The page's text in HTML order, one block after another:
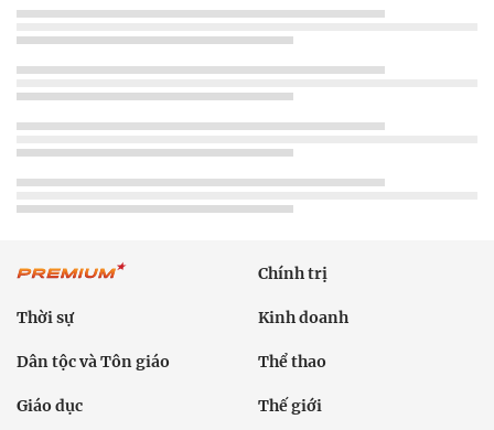
Chính trị
Thời sự Kinh doanh
Dân tộc và Tôn giáo Thể thao
Giáo dục Thế giới